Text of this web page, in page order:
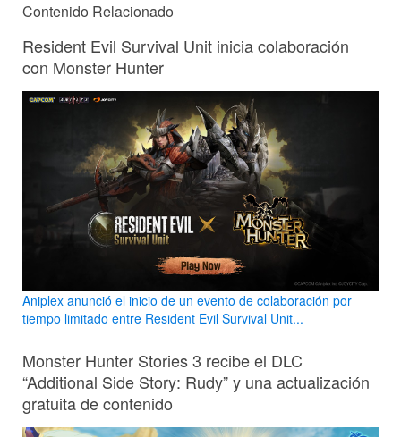
Contenido Relacionado
Resident Evil Survival Unit inicia colaboración
con Monster Hunter
Aniplex anunció el inicio de un evento de colaboración por
tiempo limitado entre Resident Evil Survival Unit...
Monster Hunter Stories 3 recibe el DLC
“Additional Side Story: Rudy” y una actualización
gratuita de contenido